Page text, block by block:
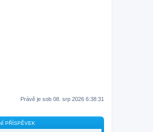
Právě je sob 08. srp 2026 6:38:31
PŘÍSPĚVEK